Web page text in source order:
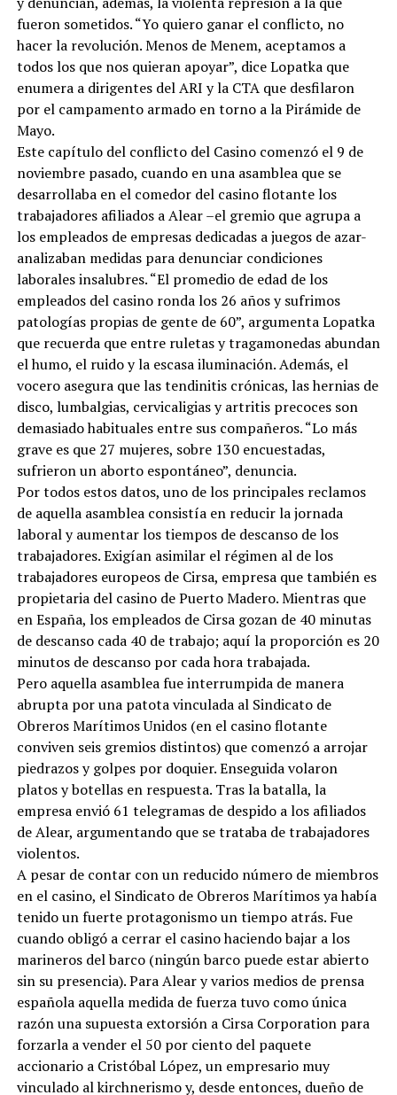
fueron sometidos. “Yo quiero ganar el conflicto, no
hacer la revolución. Menos de Menem, aceptamos a
todos los que nos quieran apoyar”, dice Lopatka que
enumera a dirigentes del ARI y la CTA que desfilaron
por el campamento armado en torno a la Pirámide de
Mayo.
Este capítulo del conflicto del Casino comenzó el 9 de
noviembre pasado, cuando en una asamblea que se
desarrollaba en el comedor del casino flotante los
trabajadores afiliados a Alear –el gremio que agrupa a
los empleados de empresas dedicadas a juegos de azar-
analizaban medidas para denunciar condiciones
laborales insalubres. “El promedio de edad de los
empleados del casino ronda los 26 años y sufrimos
patologías propias de gente de 60”, argumenta Lopatka
que recuerda que entre ruletas y tragamonedas abundan
el humo, el ruido y la escasa iluminación. Además, el
vocero asegura que las tendinitis crónicas, las hernias de
disco, lumbalgias, cervicaligias y artritis precoces son
demasiado habituales entre sus compañeros. “Lo más
grave es que 27 mujeres, sobre 130 encuestadas,
sufrieron un aborto espontáneo”, denuncia.
Por todos estos datos, uno de los principales reclamos
de aquella asamblea consistía en reducir la jornada
laboral y aumentar los tiempos de descanso de los
trabajadores. Exigían asimilar el régimen al de los
trabajadores europeos de Cirsa, empresa que también es
propietaria del casino de Puerto Madero. Mientras que
en España, los empleados de Cirsa gozan de 40 minutas
de descanso cada 40 de trabajo; aquí la proporción es 20
minutos de descanso por cada hora trabajada.
Pero aquella asamblea fue interrumpida de manera
abrupta por una patota vinculada al Sindicato de
Obreros Marítimos Unidos (en el casino flotante
conviven seis gremios distintos) que comenzó a arrojar
piedrazos y golpes por doquier. Enseguida volaron
platos y botellas en respuesta. Tras la batalla, la
empresa envió 61 telegramas de despido a los afiliados
de Alear, argumentando que se trataba de trabajadores
violentos.
A pesar de contar con un reducido número de miembros
en el casino, el Sindicato de Obreros Marítimos ya había
tenido un fuerte protagonismo un tiempo atrás. Fue
cuando obligó a cerrar el casino haciendo bajar a los
marineros del barco (ningún barco puede estar abierto
sin su presencia). Para Alear y varios medios de prensa
española aquella medida de fuerza tuvo como única
razón una supuesta extorsión a Cirsa Corporation para
forzarla a vender el 50 por ciento del paquete
accionario a Cristóbal López, un empresario muy
vinculado al kirchnerismo y, desde entonces, dueño de